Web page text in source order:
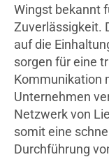
Wingst bekannt
Zuverlässigkeit.
auf die
sorgen für eine
Kommunikation
Unternehmen
Netzwerk von
somit eine
Durchführung